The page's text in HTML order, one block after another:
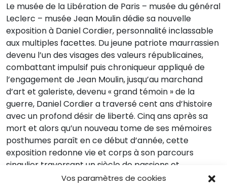
Vos paramètres de cookies
Le musée de la Libération de Paris – musée du général
Leclerc – musée Jean Moulin dédie sa nouvelle
exposition à Daniel Cordier, personnalité inclassable
aux multiples facettes. Du jeune patriote maurrassien
devenu l’un des visages des valeurs républicaines,
combattant impulsif puis chroniqueur appliqué de
l’engagement de Jean Moulin, jusqu’au marchand
d’art et galeriste, devenu « grand témoin » de la
guerre, Daniel Cordier a traversé cent ans d’histoire
avec un profond désir de liberté. Cinq ans après sa
mort et alors qu’un nouveau tome de ses mémoires
posthumes paraît en ce début d’année, cette
exposition redonne vie et corps à son parcours
singulier traversant un siècle de passions et
d’engagements.